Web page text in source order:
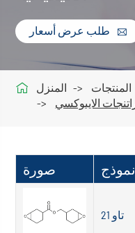

 المنزل
المنتجات
صورة نموذج
تاو 21